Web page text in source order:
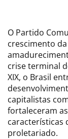
O Partido
crescimento
crise terminal
XIX, o Brasil
capitalistas
fortaleceram
características
proletariado.